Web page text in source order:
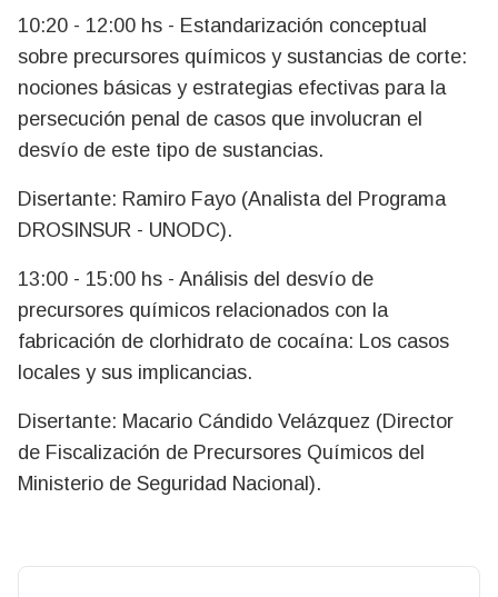
10:20 - 12:00 hs - Estandarización conceptual
sobre precursores químicos y sustancias de corte:
nociones básicas y estrategias efectivas para la
persecución penal de casos que involucran el
desvío de este tipo de sustancias.
Disertante: Ramiro Fayo (Analista del Programa
DROSINSUR - UNODC).
13:00 - 15:00 hs - Análisis del desvío de
precursores químicos relacionados con la
fabricación de clorhidrato de cocaína: Los casos
locales y sus implicancias.
Disertante: Macario Cándido Velázquez (Director
de Fiscalización de Precursores Químicos del
Ministerio de Seguridad Nacional).